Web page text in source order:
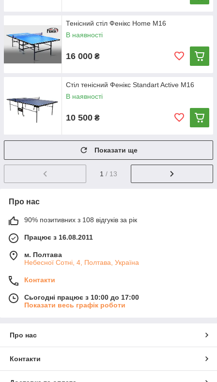
Тенісний стіл Фенікс Home M16
В наявності
16 000 ₴
Стіл тенісний Фенікс Standart Active М16
В наявності
10 500 ₴
Показати ще
1 / 13
Про нас
90% позитивних з 108 відгуків за рік
Працює з 16.08.2011
м. Полтава
Небесної Сотні, 4, Полтава, Україна
Контакти
Сьогодні працює з 10:00 до 17:00
Показати весь графік роботи
Про нас
Контакти